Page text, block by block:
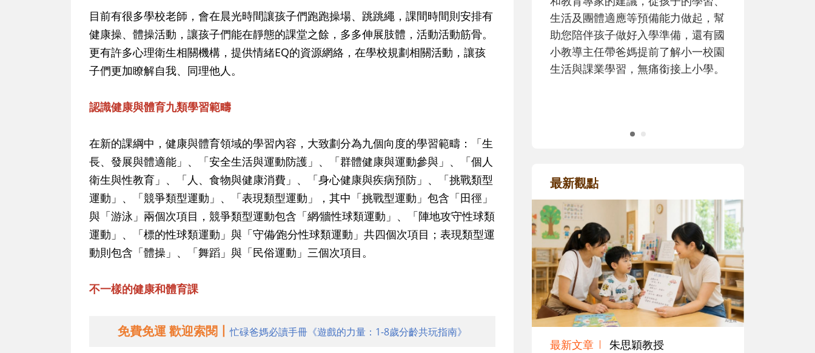
目前有很多學校老師，會在晨光時間讓孩子們跑跑操場、跳跳繩，課間時間則安排有
健康操、體操活動，讓孩子們能在靜態的課堂之餘，多多伸展肢體，活動活動筋骨。
更有許多心理衛生相關機構，提供情緒EQ的資源網絡，在學校規劃相關活動，讓孩
子們更加瞭解自我、同理他人。
認識健康與體育九類學習範疇
在新的課綱中，健康與體育領域的學習內容，大致劃分為九個向度的學習範疇：「生
長、發展與體適能」、「安全生活與運動防護」、「群體健康與運動參與」、「個人
衛生與性教育」、「人、食物與健康消費」、「身心健康與疾病預防」、「挑戰類型
運動」、「競爭類型運動」、「表現類型運動」，其中「挑戰型運動」包含「田徑」
與「游泳」兩個次項目，競爭類型運動包含「網∕牆性球類運動」、「陣地攻守性球類
運動」、「標的性球類運動」與「守備∕跑分性球類運動」共四個次項目；表現類型運
動則包含「體操」、「舞蹈」與「民俗運動」三個次項目。
不一樣的健康和體育課
免費免運 歡迎索閱丨忙碌爸媽必讀手冊《遊戲的力量：1-8歲分齡共玩指南》
生活及團體適應等預備能力做起，幫
助您陪伴孩子做好入學準備，還有國
小教導主任帶爸媽提前了解小一校園
生活與課業學習，無痛銜接上小學。
最新觀點
最新文章 朱思穎教授